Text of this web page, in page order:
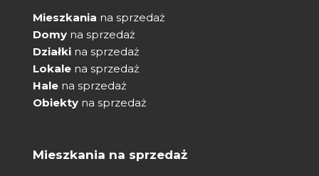
Mieszkania na sprzedaż
Domy na sprzedaż
Działki na sprzedaż
Lokale na sprzedaż
Hale na sprzedaż
Obiekty na sprzedaż
Mieszkania na sprzedaż